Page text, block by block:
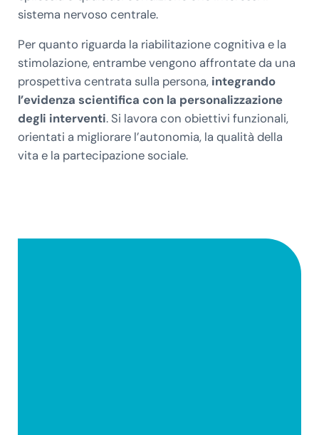
sistema nervoso centrale.
Per quanto riguarda la riabilitazione cognitiva e la
stimolazione, entrambe vengono affrontate da una
prospettiva centrata sulla persona, integrando
l’evidenza scientifica con la personalizzazione
degli interventi. Si lavora con obiettivi funzionali,
orientati a migliorare l’autonomia, la qualità della
vita e la partecipazione sociale.